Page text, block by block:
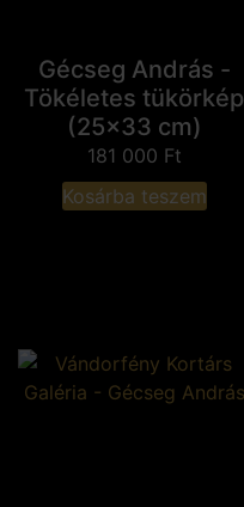
Gécseg András -
Tökéletes tükörkép
(25x33 cm)
181 000 Ft
Kosárba teszem